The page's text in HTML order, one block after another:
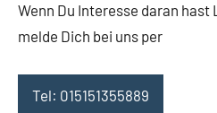
Wenn Du Interesse daran hast
melde Dich bei uns per
Tel: 015151355889